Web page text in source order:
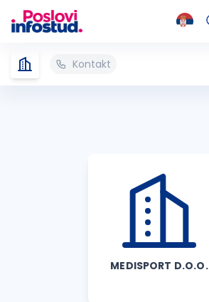
Kontakt
MEDISPORT D.O.O.